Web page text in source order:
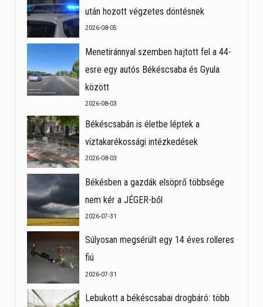
után hozott végzetes döntésnek
2026-08-05
Menetiránnyal szemben hajtott fel a 44-
esre egy autós Békéscsaba és Gyula
között
2026-08-03
Békéscsabán is életbe léptek a
víztakarékossági intézkedések
2026-08-03
Békésben a gazdák elsöprő többsége
nem kér a JÉGER-ből
2026-07-31
Súlyosan megsérült egy 14 éves rolleres
fiú
2026-07-31
Lebukott a békéscsabai drogbáró: több